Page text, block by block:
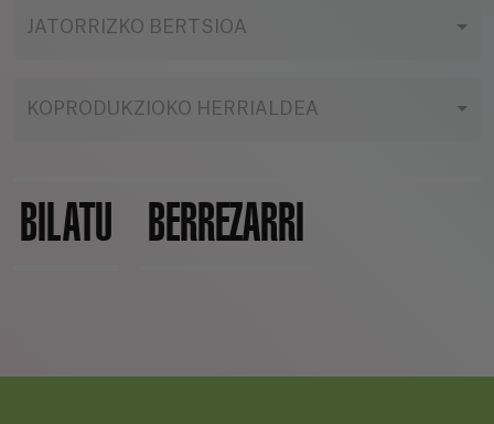
JATORRIZKO BERTSIOA
KOPRODUKZIOKO HERRIALDEA
BILATU BERREZARRI